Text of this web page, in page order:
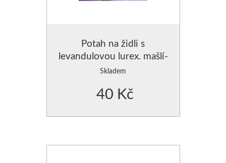
Potah na židli s
levandulovou lurex. mašlí-
zapůjčení
Skladem
40 Kč